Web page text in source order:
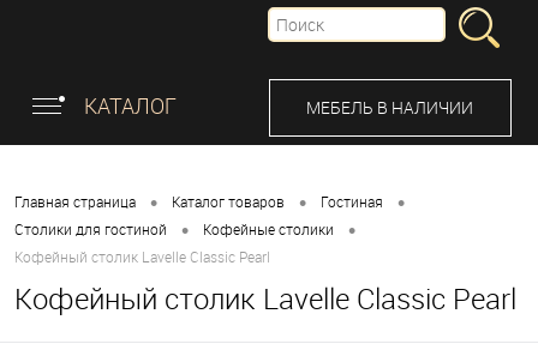
КАТАЛОГ МЕБЕЛЬ В НАЛИЧИИ
Главная страница • Каталог товаров • Гостиная •
Столики для гостиной • Кофейные столики •
Кофейный столик Lavelle Classic Pearl
Кофейный столик Lavelle Classic Pearl